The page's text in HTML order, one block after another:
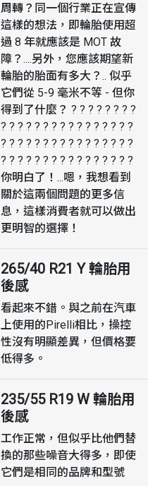
周轉？同一個行業正在宣傳
這樣的想法，即輪胎使用超
過 8 年就應該是 MOT 故
障？....另外，您應該期望新
輪胎的胎面有多大？.. 似乎
它們從 5-9 毫米不等 - 但你
得到了什麼？ ? ? ? ? ? ? ? ?
? ? ? ? ? ? ? ? ? ? ? ? ? ? ? ?
? ? ? ? ? ? ? ? ? ? ? ? ? ? ? ?
? ? ? ? ? ? ? ? ? ? ? ? ? ? ? ?
你明白了！...嗯，我想看到
關於這兩個問題的更多信
息，這樣消費者就可以做出
更明智的選擇！
265/40 R21 Y 輪胎用
後感
看起來不錯。與之前在汽車
上使用的Pirelli相比，操控
性沒有明顯差異，但價格要
低得多。
235/55 R19 W 輪胎用
後感
工作正常，但似乎比他們替
換的那些噪音大得多，即使
它們是相同的品牌和型號